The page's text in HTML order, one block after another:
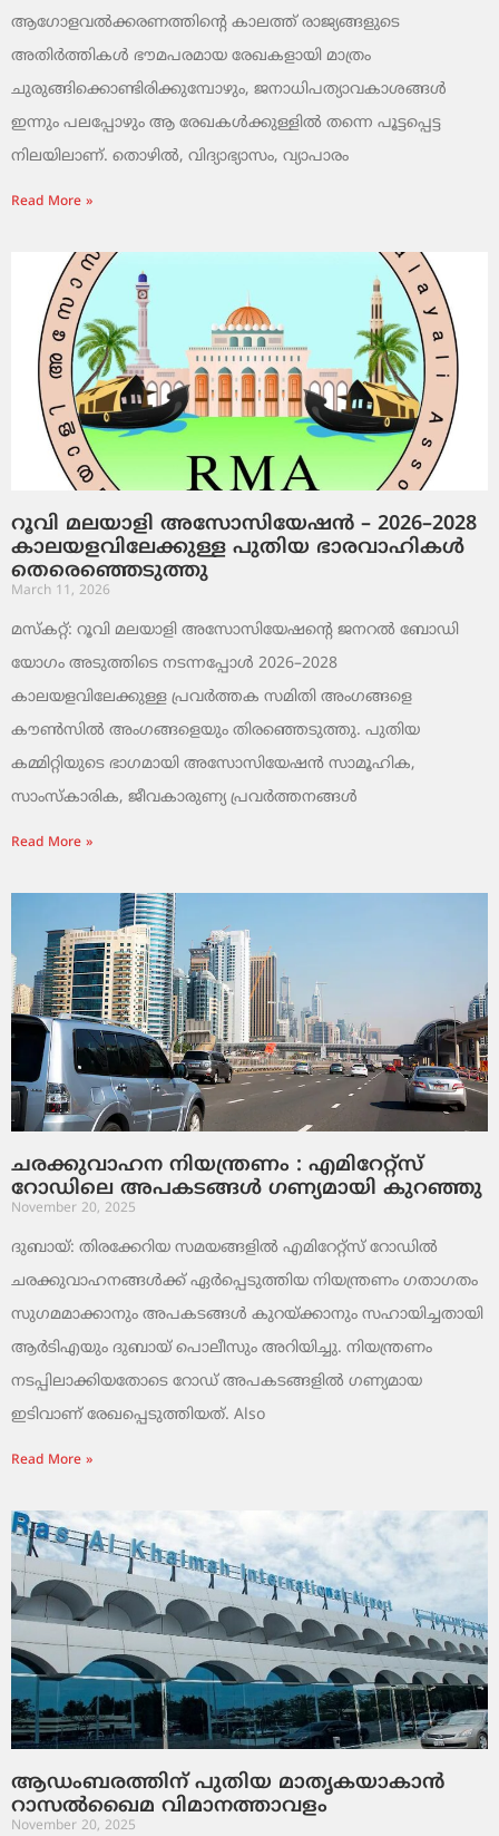
ആഗോളവൽക്കരണത്തിന്റെ കാലത്ത് രാജ്യങ്ങളുടെ
അതിർത്തികൾ ഭൗമപരമായ രേഖകളായി മാത്രം
ചുരുങ്ങിക്കൊണ്ടിരിക്കുമ്പോഴും, ജനാധിപത്യാവകാശങ്ങൾ
ഇന്നും പലപ്പോഴും ആ രേഖകൾക്കുള്ളിൽ തന്നെ പൂട്ടപ്പെട്ട
നിലയിലാണ്. തൊഴിൽ, വിദ്യാഭ്യാസം, വ്യാപാരം
Read More »
റൂവി മലയാളി അസോസിയേഷൻ – 2026–2028
കാലയളവിലേക്കുള്ള പുതിയ ഭാരവാഹികൾ
തെരെഞ്ഞെടുത്തു
March 11, 2026
മസ്കറ്റ്: റൂവി മലയാളി അസോസിയേഷന്റെ ജനറൽ ബോഡി
യോഗം അടുത്തിടെ നടന്നപ്പോൾ 2026–2028
കാലയളവിലേക്കുള്ള പ്രവർത്തക സമിതി അംഗങ്ങളെ
കൗൺസിൽ അംഗങ്ങളെയും തിരഞ്ഞെടുത്തു. പുതിയ
കമ്മിറ്റിയുടെ ഭാഗമായി അസോസിയേഷൻ സാമൂഹിക,
സാംസ്‌കാരിക, ജീവകാരുണ്യ പ്രവർത്തനങ്ങൾ
Read More »
ചരക്കുവാഹന നിയന്ത്രണം : എമിറേറ്റ്സ്
റോഡിലെ അപകടങ്ങൾ ഗണ്യമായി കുറഞ്ഞു
November 20, 2025
ദുബായ്: തിരക്കേറിയ സമയങ്ങളിൽ എമിറേറ്റ്സ് റോഡിൽ
ചരക്കുവാഹനങ്ങൾക്ക് ഏർപ്പെടുത്തിയ നിയന്ത്രണം ഗതാഗതം
സുഗമമാക്കാനും അപകടങ്ങൾ കുറയ്ക്കാനും സഹായിച്ചതായി
ആർടിഎയും ദുബായ് പൊലീസും അറിയിച്ചു. നിയന്ത്രണം
നടപ്പിലാക്കിയതോടെ റോഡ് അപകടങ്ങളിൽ ഗണ്യമായ
ഇടിവാണ് രേഖപ്പെടുത്തിയത്. Also
Read More »
ആഡംബരത്തിന് പുതിയ മാതൃകയാകാൻ
റാസൽഖൈമ വിമാനത്താവളം
November 20, 2025